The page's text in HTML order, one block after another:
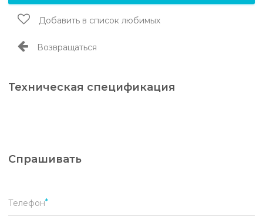
Добавить в список любимых
Возвращаться
Техническая спецификация
Спрашивать
Телефон